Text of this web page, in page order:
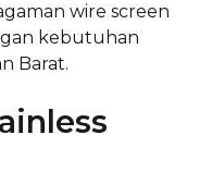
wire screen
kebutuhan
Barat.